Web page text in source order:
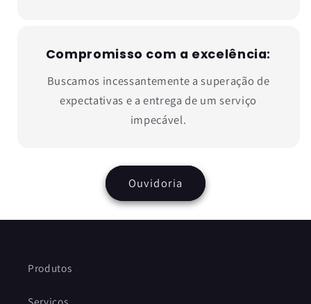
Compromisso com a excelência:
Buscamos incessantemente a superação de
expectativas e a entrega de um serviço
impecável.
Ouvidoria
Produtos